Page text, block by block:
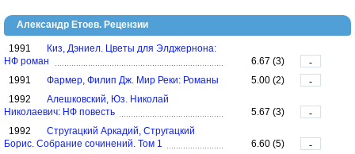
Александр Етоев. Рецензии
1991
Киз, Дэниел. Цветы для Элджернона:
НФ роман
6.67 (3)
-
1991
Фармер, Филип Дж. Мир Реки: Романы 5.00 (2)
-
1992
Алешковский, Юз. Николай
Николаевич: НФ повесть
5.67 (3)
-
1992
Стругацкий Аркадий, Стругацкий
Борис. Собрание сочинений. Том 1
6.60 (5)
-